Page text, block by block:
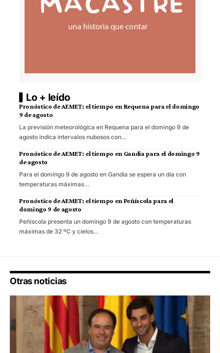
Lo + leído
Pronóstico de AEMET: el tiempo en Requena para el domingo
9 de agosto
La previsión meteorológica en Requena para el domingo 9 de
agosto indica intervalos nubosos con…
Pronóstico de AEMET: el tiempo en Gandia para el domingo 9
de agosto
Para el domingo 9 de agosto en Gandia se espera un día con
temperaturas máximas…
Pronóstico de AEMET: el tiempo en Peñíscola para el
domingo 9 de agosto
Peñíscola presenta un domingo 9 de agosto con temperaturas
máximas de 32 ºC y cielos…
Otras noticias